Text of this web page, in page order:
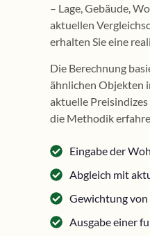
– Lage, Gebäude,
aktuellen
erhalten Sie eine
Die Berechnung
ähnlichen Objekten
aktuelle
die Methodik
Eingabe der
Abgleich mit
Gewichtung von
Ausgabe einer